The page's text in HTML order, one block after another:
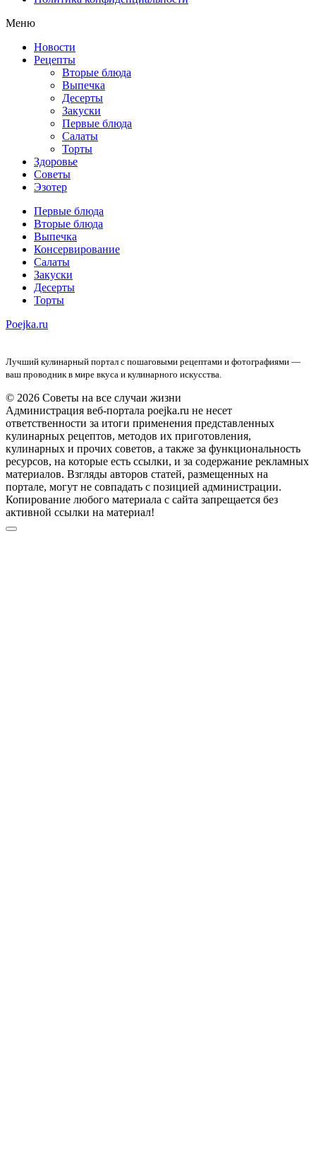
Меню
Новости
Рецепты
Вторые блюда
Выпечка
Десерты
Закуски
Первые блюда
Салаты
Торты
Здоровье
Советы
Эзотер
Первые блюда
Вторые блюда
Выпечка
Консервирование
Салаты
Закуски
Десерты
Торты
Poejka.ru
Лучший кулинарный портал с пошаговыми рецептами и фотографиями —
ваш проводник в мире вкуса и кулинарного искусства.
© 2026 Советы на все случаи жизни
Администрация веб-портала poejka.ru не несет
ответственности за итоги применения представленных
кулинарных рецептов, методов их приготовления,
кулинарных и прочих советов, а также за функциональность
ресурсов, на которые есть ссылки, и за содержание рекламных
материалов. Взгляды авторов статей, размещенных на
портале, могут не совпадать с позицией администрации.
Копирование любого материала с сайта запрещается без
активной ссылки на материал!